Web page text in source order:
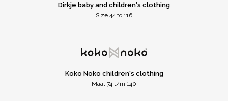
Dirkje baby and children's clothing
Size 44 to 116
Koko Noko children's clothing
Maat 74 t/m 140